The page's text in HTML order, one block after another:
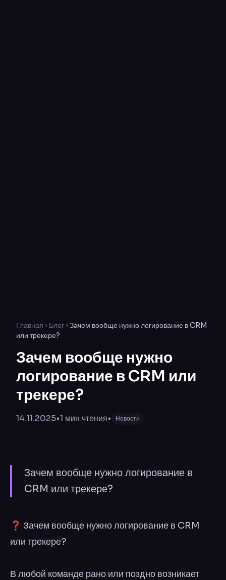
Главная › Блог › Зачем вообще нужно логирование в CRM
или трекере?
Зачем вообще нужно
логирование в CRM или
трекере?
14.11.2025•1 мин чтения• Новости
Зачем вообще нужно логирование в
CRM или трекере?
❓ Зачем вообще нужно логирование в CRM
или трекере?
В любой команде рано или поздно возникает